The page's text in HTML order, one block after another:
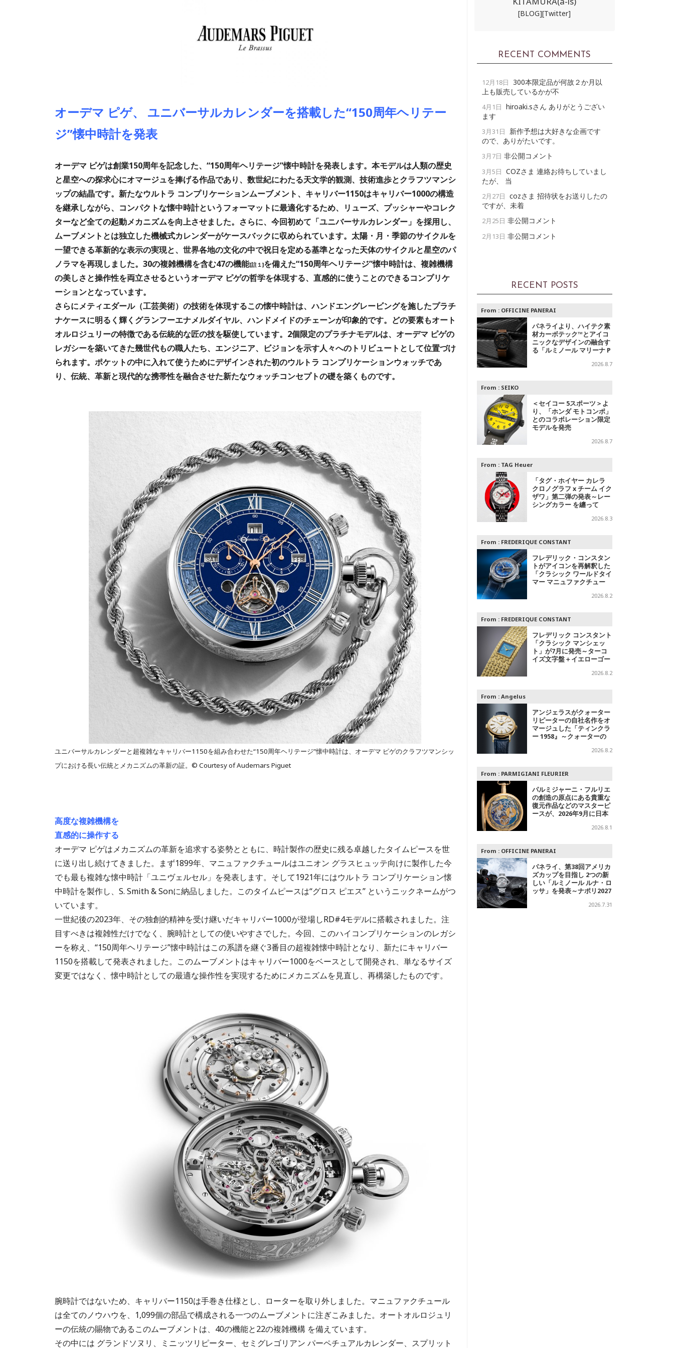
オーデマ ピゲ、 ユニバーサルカレンダーを搭載した“150周年ヘリテー
ジ”懐中時計を発表
オーデマ ピゲは創業150周年を記念した、“150周年ヘリテージ”懐中時計を発表します。本モデルは人類の歴史
と星空への探求心にオマージュを捧げる作品であり、数世紀にわたる天文学的観測、技術進歩とクラフツマンシ
ップの結晶です。新たなウルトラ コンプリケーションムーブメント、キャリバー1150はキャリバー1000の構造
を継承しながら、コンパクトな懐中時計というフォーマットに最適化するため、リューズ、プッシャーやコレク
ターなど全ての起動メカニズムを向上させました。さらに、今回初めて「ユニバーサルカレンダー」を採用し、
ムーブメントとは独立した機械式カレンダーがケースバックに収められています。太陽・月・季節のサイクルを
一望できる革新的な表示の実現と、世界各地の文化の中で祝日を定める基準となった天体のサイクルと星空のパ
ノラマを再現しました。30の複雑機構を含む47の機能[註１]を備えた“150周年ヘリテージ”懐中時計は、複雑機構
の美しさと操作性を両立させるというオーデマ ピゲの哲学を体現する、直感的に使うことのできるコンプリケ
ーションとなっています。
さらにメティエダール（工芸美術）の技術を体現するこの懐中時計は、ハンドエングレービングを施したプラチ
ナケースに明るく輝くグランフーエナメルダイヤル、ハンドメイドのチェーンが印象的です。どの要素もオート
オルロジュリーの特徴である伝統的な匠の技を駆使しています。2個限定のプラチナモデルは、オーデマ ピゲの
レガシーを築いてきた幾世代もの職人たち、エンジニア、ビジョンを示す人々へのトリビュートとして位置づけ
られます。ポケットの中に入れて使うためにデザインされた初のウルトラ コンプリケーションウォッチであ
り、伝統、革新と現代的な携帯性を融合させた新たなウォッチコンセプトの礎を築くものです。
ユニバーサルカレンダーと超複雑なキャリバー1150を組み合わせた“150周年ヘリテージ”懐中時計は、オーデマ ピゲのクラフツマンシッ
プにおける長い伝統とメカニズムの革新の証。© Courtesy of Audemars Piguet
高度な複雑機構を
直感的に操作する
オーデマ ピゲはメカニズムの革新を追求する姿勢とともに、時計製作の歴史に残る卓越したタイムピースを世
に送り出し続けてきました。まず1899年、マニュファクチュールはユニオン グラスヒュッテ向けに製作した今
でも最も複雑な懐中時計「ユニヴェルセル」を発表します。そして1921年にはウルトラ コンプリケーション懐
中時計を製作し、S. Smith & Sonに納品しました。このタイムピースは“グロス ピエス” というニックネームがつ
いています。
一世紀後の2023年、その独創的精神を受け継いだキャリバー1000が登場しRD#4モデルに搭載されました。注
目すべきは複雑性だけでなく、腕時計としての使いやすさでした。今回、このハイコンプリケーションのレガシ
ーを称え、“150周年ヘリテージ”懐中時計はこの系譜を継ぐ3番目の超複雑懐中時計となり、新たにキャリバー
1150を搭載して発表されました。このムーブメントはキャリバー1000をベースとして開発され、単なるサイズ
変更ではなく、懐中時計としての最適な操作性を実現するためにメカニズムを見直し、再構築したものです。
腕時計ではないため、キャリバー1150は手巻き仕様とし、ローターを取り外しました。マニュファクチュール
は全てのノウハウを、1,099個の部品で構成される一つのムーブメントに注ぎこみました。オートオルロジュリ
ーの伝統の賜物であるこのムーブメントは、40の機能と22の複雑機構 を備えています。
その中には グランドソヌリ、ミニッツリピーター、セミグレゴリアン パーペチュアルカレンダー、スプリット
[BLOG][Twitter]
RECENT COMMENTS
12月18日 300本限定品が何故２か月以
上も販売しているかが不
4月1日 hiroaki.sさん ありがとうござい
ます
3月31日
新作予想は大好きな企画です
ので、ありがたいです。
3月7日 非公開コメント
3月5日 COZさま 連絡お待ちしていまし
たが、 当
2月27日 cozさま 招待状をお送りしたの
ですが、未着
2月25日 非公開コメント
2月13日 非公開コメント
RECENT POSTS
From : OFFICINE PANERAI
パネライより、ハイテク素
材カーボテック™とアイコ
ニックなデザインの融合す
る「ルミノール マリーナ P
2026.8.7
From : SEIKO
＜セイコー 5スポーツ＞よ
り、「ホンダ モトコンポ」
とのコラボレーション限定
モデルを発売
2026.8.7
From : TAG Heuer
「タグ・ホイヤー カレラ
クロノグラフ x チーム イク
ザワ」第二弾の発表～レー
シングカラー を纏って
2026.8.3
From : FREDERIQUE CONSTANT
フレデリック・コンスタン
トがアイコンを再解釈した
「クラシック ワールドタイ
マー マニュファクチュー
2026.8.2
From : FREDERIQUE CONSTANT
フレデリック コンスタント
「クラシック マンシェッ
ト」が7月に発売～ターコ
イズ文字盤＋イエローゴー
字盤＋スチールの2モデル
2026.8.2
From : Angelus
アンジェラスがクォーター
リピーターの自社名作をオ
マージュした「ティンクラ
ー 1958』～クォーターの
2026.8.2
From : PARMIGIANI FLEURIER
パルミジャーニ・フルリエ
の創造の原点にある貴重な
復元作品などのマスターピ
ースが、2026年9月に日本
2026.8.1
From : OFFICINE PANERAI
パネライ、第38回アメリカ
ズカップを目指し 2つの新
しい「ルミノール ルナ・ロ
ッサ」を発表～ナポリ2027
2026.7.31